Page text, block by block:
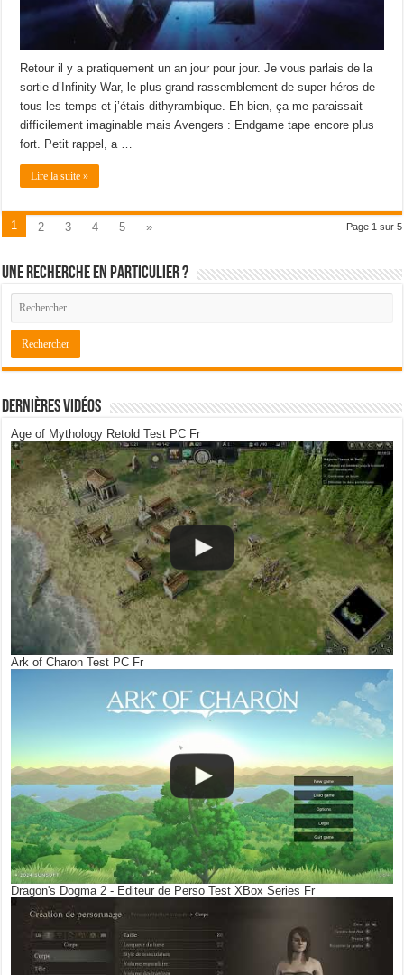
Retour il y a pratiquement un an jour pour jour. Je vous parlais de la
sortie d’Infinity War, le plus grand rassemblement de super héros de
tous les temps et j’étais dithyrambique. Eh bien, ça me paraissait
difficilement imaginable mais Avengers : Endgame tape encore plus
fort. Petit rappel, a …
Lire la suite »
Page 1 sur 5
1 2 3 4 5 »
Une recherche en particulier ?
Dernières Vidéos
Age of Mythology Retold Test PC Fr
Ark of Charon Test PC Fr
Dragon's Dogma 2 - Editeur de Perso Test XBox Series Fr